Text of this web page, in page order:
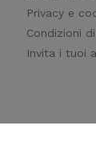
Privacy e
Condizioni
Invita i tuoi